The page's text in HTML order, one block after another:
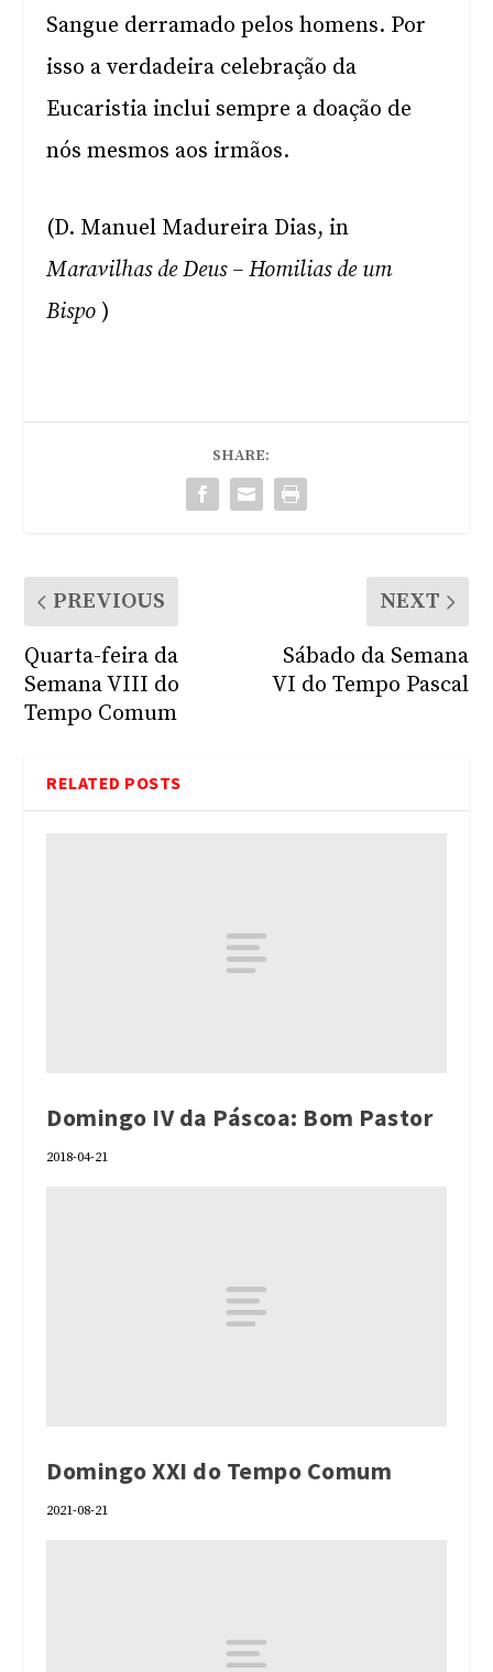
Sangue derramado pelos homens. Por
isso a verdadeira celebração da
Eucaristia inclui sempre a doação de
nós mesmos aos irmãos.
(D. Manuel Madureira Dias, in
Maravilhas de Deus – Homilias de um
Bispo )
SHARE:
PREVIOUS
Quarta-feira da
Semana VIII do
Tempo Comum
NEXT
Sábado da Semana
VI do Tempo Pascal
RELATED POSTS
Domingo IV da Páscoa: Bom Pastor
2018-04-21
Domingo XXI do Tempo Comum
2021-08-21